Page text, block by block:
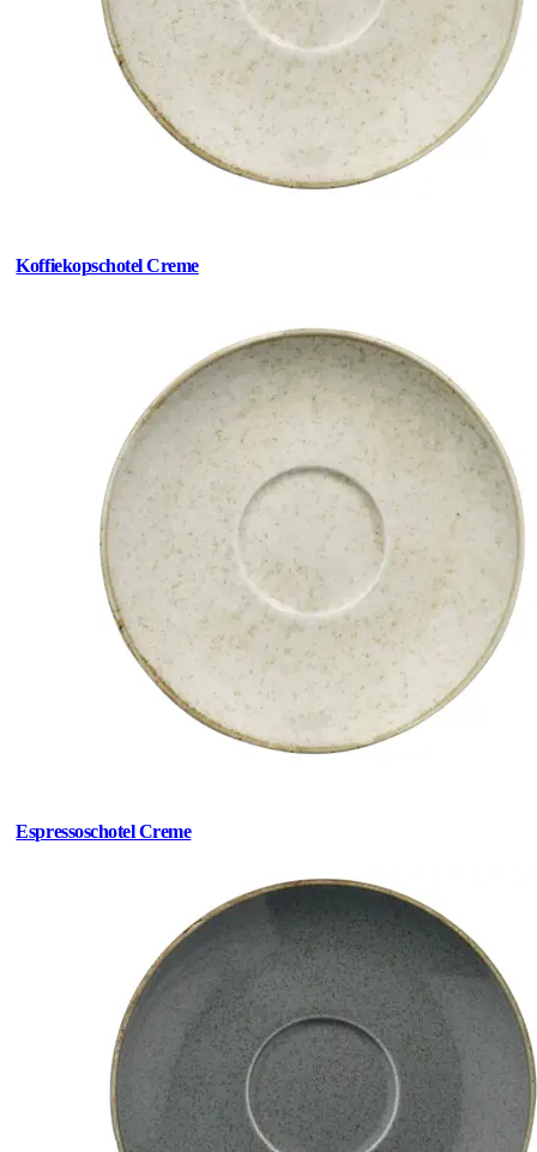
Koffiekopschotel Creme
Espressoschotel Creme